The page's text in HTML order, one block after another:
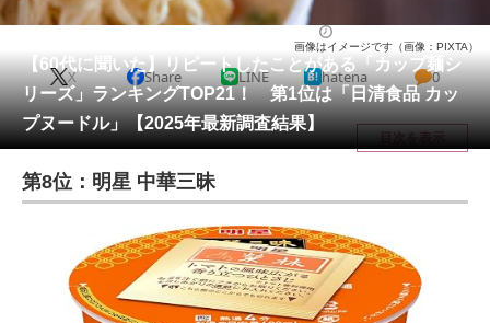
動物 リサーチ
会員記事
メディア
注目記事を集めた総合ページ
ITの今と未来を見通す
スマホと通信の最新トレンド
進化するPCとデバイスの未来
【60代に聞いた】リピートしたことがある「カップ麺シ
リーズ」ランキングTOP21！ 第1位は「日清食品 カッ
プヌードル」【2025年最新調査結果】
画像はイメージです（画像：PIXTA）
X Share LINE hatena 0
目次を表示
第8位：明星 中華三昧